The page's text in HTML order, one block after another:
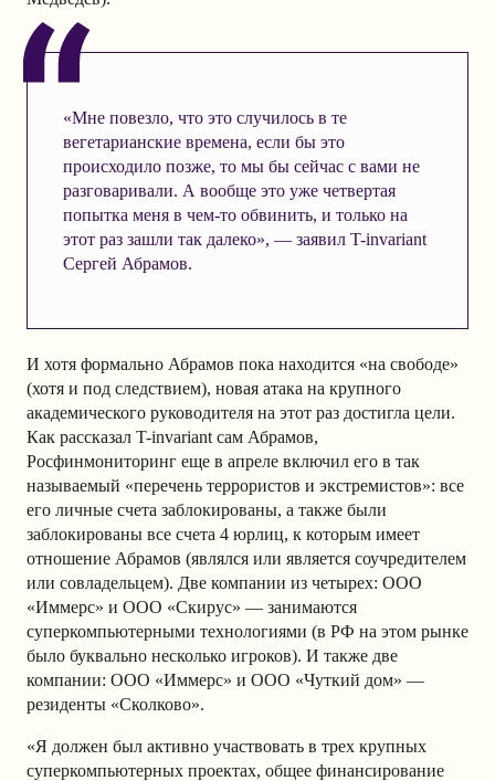
«Мне повезло, что это случилось в те
вегетарианские времена, если бы это
происходило позже, то мы бы сейчас с вами не
разговаривали. А вообще это уже четвертая
попытка меня в чем-то обвинить, и только на
этот раз зашли так далеко», — заявил T-invariant
Сергей Абрамов.
И хотя формально Абрамов пока находится «на свободе»
(хотя и под следствием), новая атака на крупного
академического руководителя на этот раз достигла цели.
Как рассказал T-invariant сам Абрамов,
Росфинмониторинг еще в апреле включил его в так
называемый «перечень террористов и экстремистов»: все
его личные счета заблокированы, а также были
заблокированы все счета 4 юрлиц, к которым имеет
отношение Абрамов (являлся или является соучредителем
или совладельцем). Две компании из четырех: ООО
«Иммерс» и ООО «Скирус» — занимаются
суперкомпьютерными технологиями (в РФ на этом рынке
было буквально несколько игроков). И также две
компании: ООО «Иммерс» и ООО «Чуткий дом» —
резиденты «Сколково».
«Я должен был активно участвовать в трех крупных
суперкомпьютерных проектах, общее финансирование